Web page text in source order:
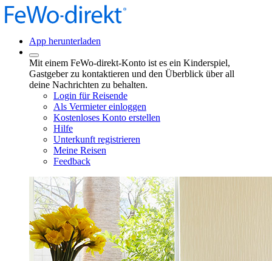
App herunterladen
Mit einem FeWo-direkt-Konto ist es ein Kinderspiel,
Gastgeber zu kontaktieren und den Überblick über all
deine Nachrichten zu behalten.
Login für Reisende
Als Vermieter einloggen
Kostenloses Konto erstellen
Hilfe
Unterkunft registrieren
Meine Reisen
Feedback